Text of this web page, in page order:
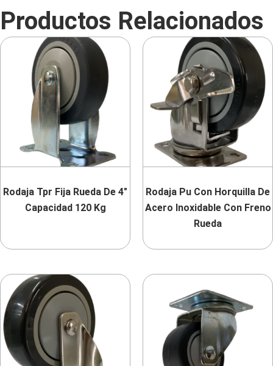
Productos Relacionados
Rodaja Tpr Fija Rueda De 4″
Capacidad 120 Kg
Rodaja Pu Con Horquilla De
Acero Inoxidable Con Freno
Rueda